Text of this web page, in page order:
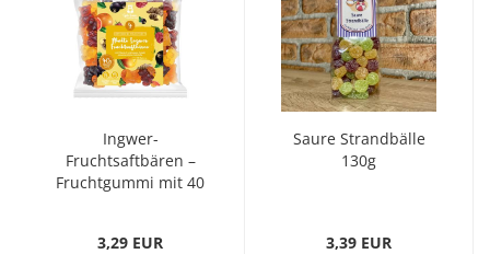
Ingwer-
Fruchtsaftbären –
Fruchtgummi mit 40
3,29 EUR
Saure Strandbälle
130g
3,39 EUR